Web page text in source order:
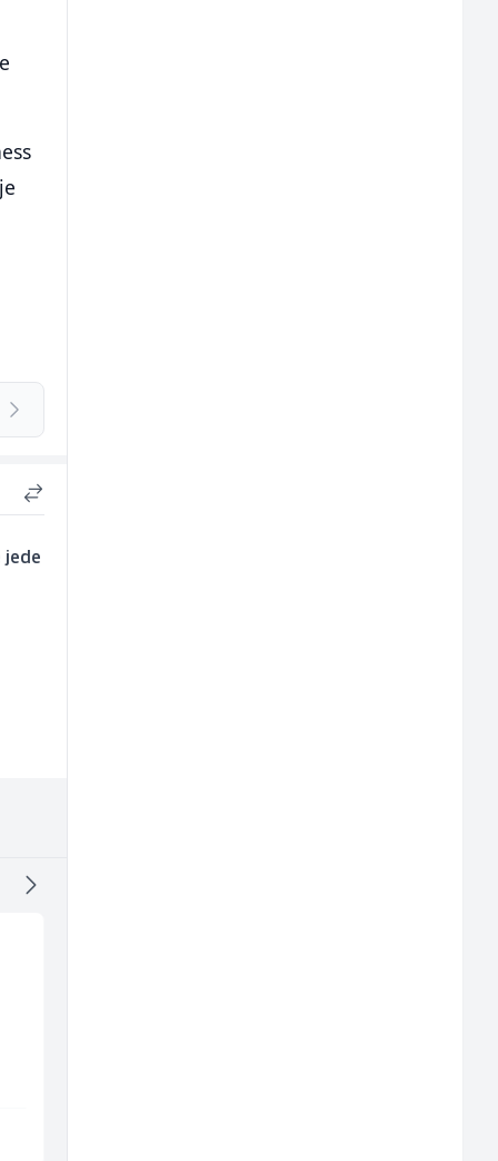
jede